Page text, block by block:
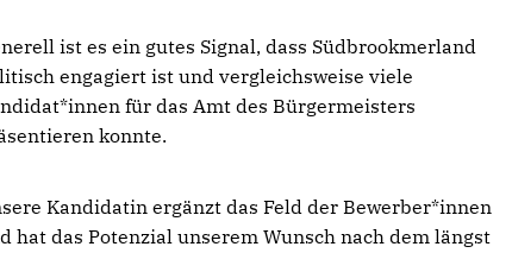
ist es ein gutes Signal, dass Südbrookmerland
engagiert ist und vergleichsweise viele
für das Amt des Bürgermeisters
konnte.
Kandidatin ergänzt das Feld der Bewerber*innen
hat das Potenzial unserem Wunsch nach dem längst